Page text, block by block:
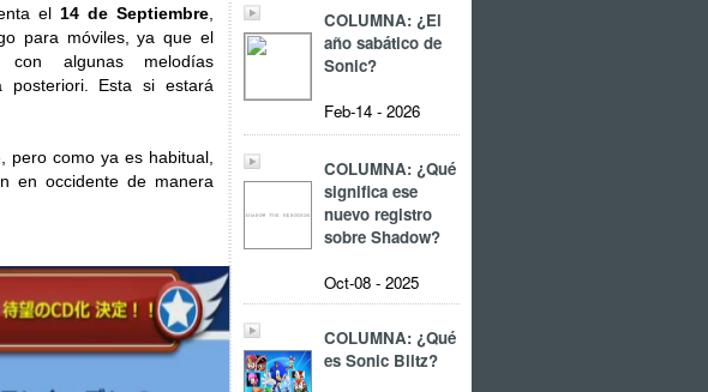
el 14 de Septiembre
para móviles, ya que el
algunas melodías
posteriori. Esta si estará
pero como ya es habitual,
en occidente de manera
COLUMNA: ¿El
año sabático de
Sonic?
Feb-14 - 2026
COLUMNA: ¿Qué
significa ese
nuevo registro
sobre Shadow?
Oct-08 - 2025
COLUMNA: ¿Qué
es Sonic Blitz?